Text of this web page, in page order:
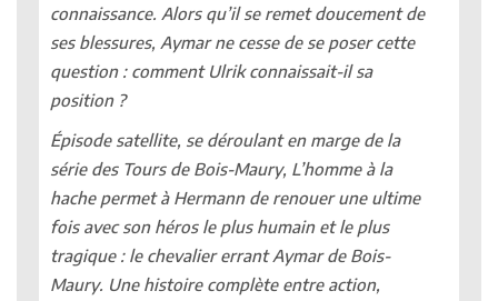
connaissance. Alors qu’il se remet doucement de
ses blessures, Aymar ne cesse de se poser cette
question : comment Ulrik connaissait-il sa
position ?
Épisode satellite, se déroulant en marge de la
série des Tours de Bois-Maury, L’homme à la
hache permet à Hermann de renouer une ultime
fois avec son héros le plus humain et le plus
tragique : le chevalier errant Aymar de Bois-
Maury. Une histoire complète entre action,